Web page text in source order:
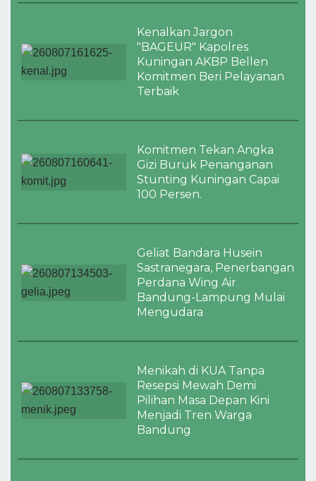
Kenalkan Jargon
"BAGEUR" Kapolres
Kuningan AKBP Bellen
Komitmen Beri Pelayanan
Terbaik
Komitmen Tekan Angka
Gizi Buruk Penanganan
Stunting Kuningan Capai
100 Persen.
Geliat Bandara Husein
Sastranegara, Penerbangan
Perdana Wing Air
Bandung-Lampung Mulai
Mengudara
Menikah di KUA Tanpa
Resepsi Mewah Demi
Pilihan Masa Depan Kini
Menjadi Tren Warga
Bandung